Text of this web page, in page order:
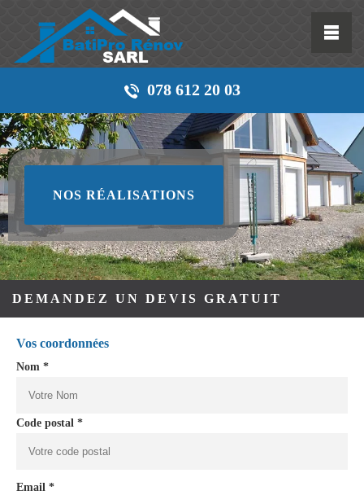
078 612 20 03
NOS RÉALISATIONS
DEMANDEZ UN DEVIS GRATUIT
Vos coordonnées
Nom *
Code postal *
Email *